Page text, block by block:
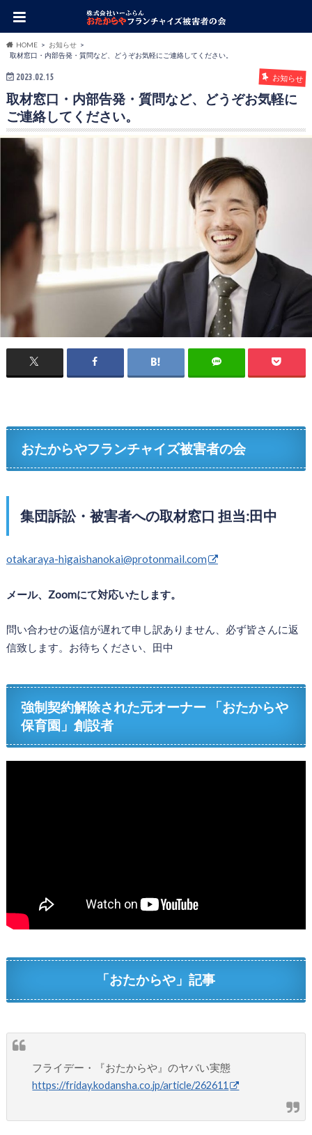
HOME
お知らせ
取材窓口・内部告発・質問など、どうぞお気軽にご連絡してください。
2023.02.15 お知らせ
取材窓口・内部告発・質問など、どうぞお気軽に
ご連絡してください。
おたからやフランチャイズ被害者の会
集団訴訟・被害者への取材窓口 担当:田中
otakaraya-higaishanokai@protonmail.com
メール、Zoomにて対応いたします。
問い合わせの返信が遅れて申し訳ありません、必ず皆さんに返
信致します。お待ちください、田中
強制契約解除された元オーナー 「おたからや
保育園」創設者
「おたからや」記事
フライデー・『おたからや』のヤバい実態
https://friday.kodansha.co.jp/article/262611